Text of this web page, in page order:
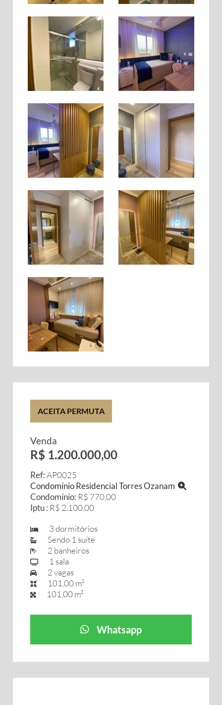
ACEITA PERMUTA
Venda
R$ 1.200.000,00
Ref:AP0025
Condomínio Residencial Torres Ozanam
Condomínio: R$ 770,00
Iptu : R$ 2.100,00
3 dormitórios
Sendo 1 suíte
2 banheiros
1 sala
2 vagas
101,00 m²
101,00 m²
Whatsapp